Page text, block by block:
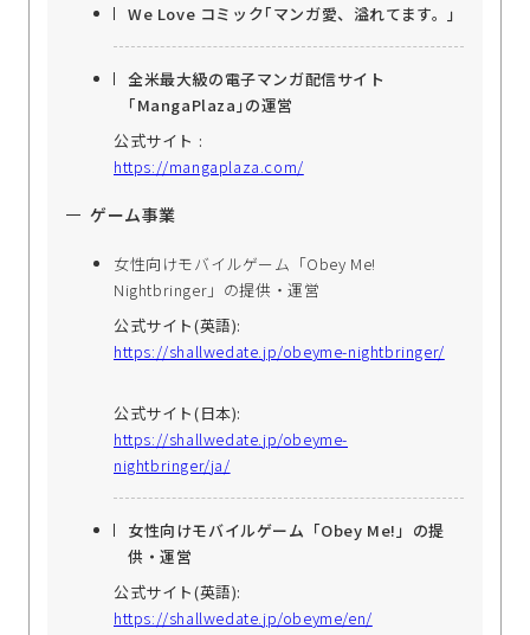
We Love コミック｢マンガ愛、溢れてます。｣
全米最大級の電子マンガ配信サイト
｢MangaPlaza｣の運営
公式サイト :
https://mangaplaza.com/
ゲーム事業
女性向けモバイルゲーム「Obey Me!
Nightbringer」の提供・運営
公式サイト(英語):
https://shallwedate.jp/obeyme-nightbringer/
公式サイト(日本):
https://shallwedate.jp/obeyme-
nightbringer/ja/
女性向けモバイルゲーム「Obey Me!」の提
供・運営
公式サイト(英語):
https://shallwedate.jp/obeyme/en/